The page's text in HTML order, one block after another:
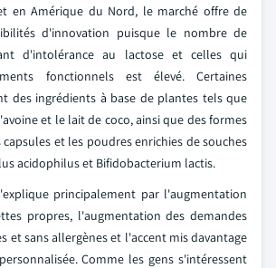
en Amérique du Nord, le marché offre de
d'innovation puisque le nombre de
d'intolérance au lactose et celles qui
fonctionnels est élevé. Certaines
des ingrédients à base de plantes tels que
et le lait de coco, ainsi que des formes
et les poudres enrichies de souches
acidophilus et Bifidobacterium lactis.
principalement par l'augmentation
propres, l'augmentation des demandes
et sans allergènes et l'accent mis davantage
Comme les gens s'intéressent